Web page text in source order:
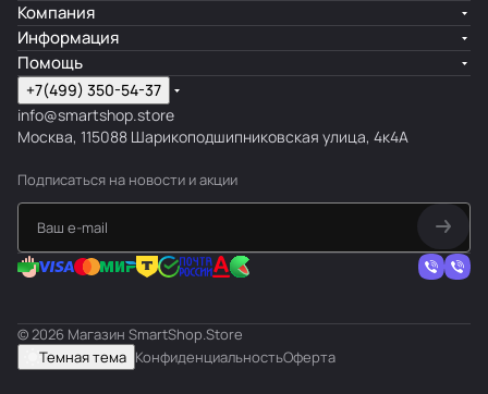
Компания
Информация
Помощь
+7(499) 350-54-37
info@smartshop.store
Москва, 115088 Шарикоподшипниковская улица, 4к4А
Подписаться на новости и акции
© 2026 Магазин SmartShop.Store
Темная тема КонфиденциальностьОферта